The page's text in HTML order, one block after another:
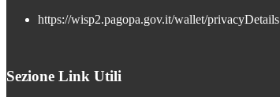
https://wisp2.pagopa.gov.it/wallet/privacyDetails
Sezione Link Utili